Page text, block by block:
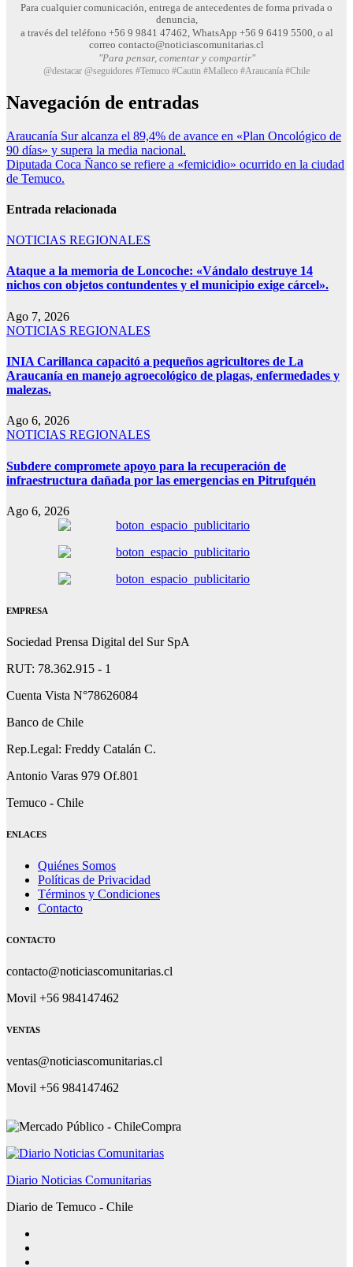
Para cualquier comunicación, entrega de antecedentes de forma privada o
denuncia,
a través del teléfono +56 9 9841 47462, WhatsApp +56 9 6419 5500, o al
correo contacto@noticiascomunitarias.cl
"Para pensar, comentar y compartir"
@destacar @seguidores #Temuco #Cautin #Malleco #Araucanía #Chile
Navegación de entradas
Araucanía Sur alcanza el 89,4% de avance en «Plan Oncológico de
90 días» y supera la media nacional.
Diputada Coca Ñanco se refiere a «femicidio» ocurrido en la ciudad
de Temuco.
Entrada relacionada
NOTICIAS REGIONALES
Ataque a la memoria de Loncoche: «Vándalo destruye 14
nichos con objetos contundentes y el municipio exige cárcel».
Ago 7, 2026
NOTICIAS REGIONALES
INIA Carillanca capacitó a pequeños agricultores de La
Araucanía en manejo agroecológico de plagas, enfermedades y
malezas.
Ago 6, 2026
NOTICIAS REGIONALES
Subdere compromete apoyo para la recuperación de
infraestructura dañada por las emergencias en Pitrufquén
Ago 6, 2026
EMPRESA
Sociedad Prensa Digital del Sur SpA
RUT: 78.362.915 - 1
Cuenta Vista N°78626084
Banco de Chile
Rep.Legal: Freddy Catalán C.
Antonio Varas 979 Of.801
Temuco - Chile
ENLACES
Quiénes Somos
Políticas de Privacidad
Términos y Condiciones
Contacto
CONTACTO
contacto@noticiascomunitarias.cl
Movil +56 984147462
VENTAS
ventas@noticiascomunitarias.cl
Movil +56 984147462
Diario Noticias Comunitarias
Diario de Temuco - Chile